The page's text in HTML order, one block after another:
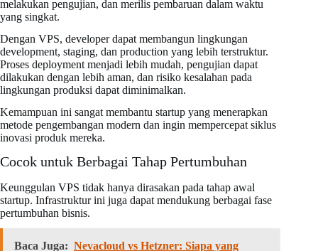
melakukan pengujian, dan merilis pembaruan dalam waktu
yang singkat.
Dengan VPS, developer dapat membangun lingkungan
development, staging, dan production yang lebih terstruktur.
Proses deployment menjadi lebih mudah, pengujian dapat
dilakukan dengan lebih aman, dan risiko kesalahan pada
lingkungan produksi dapat diminimalkan.
Kemampuan ini sangat membantu startup yang menerapkan
metode pengembangan modern dan ingin mempercepat siklus
inovasi produk mereka.
Cocok untuk Berbagai Tahap Pertumbuhan
Keunggulan VPS tidak hanya dirasakan pada tahap awal
startup. Infrastruktur ini juga dapat mendukung berbagai fase
pertumbuhan bisnis.
Baca Juga: Nevacloud vs Hetzner: Siapa yang